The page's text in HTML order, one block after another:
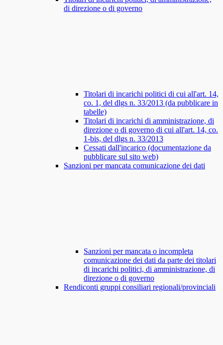
di direzione o di governo
Titolari di incarichi politici di cui all'art. 14,
co. 1, del dlgs n. 33/2013 (da pubblicare in
tabelle)
Titolari di incarichi di amministrazione, di
direzione o di governo di cui all'art. 14, co.
1-bis, del dlgs n. 33/2013
Cessati dall'incarico (documentazione da
pubblicare sul sito web)
Sanzioni per mancata comunicazione dei dati
Sanzioni per mancata o incompleta
comunicazione dei dati da parte dei titolari
di incarichi politici, di amministrazione, di
direzione o di governo
Rendiconti gruppi consiliari regionali/provinciali